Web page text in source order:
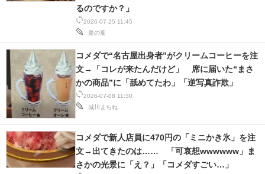
スマホと通信の最新トレンド
好きが集まる 比べて選べる
ビジネスと働き方のヒント
AI活用のいまが分かる
企業ITのトレンドを詳説
経営リーダーのコミュニティ
2026-07-25 11:45
菜の葉
るのですか？」
2026-07-08 11:30
城川まちね
コメダで“名古屋出身者”がクリームコーヒーを注
文→「コレが来たんだけど」 席に届いた“まさ
かの商品”に「舐めてたわ」「逆写真詐欺」
コメダで新人店員に470円の「ミニかき氷」を注
文→出てきたのは…… 「可哀想wwwwww」ま
さかの光景に「え？」「コメダすごい…」